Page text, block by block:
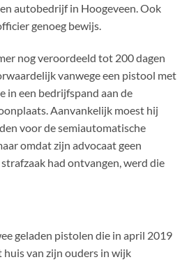
autobedrijf in Hoogeveen. Ook
genoeg bewijs.
nog veroordeeld tot 200 dagen
vanwege een pistool met
in een bedrijfspand aan de
Aanvankelijk moest hij
voor de semiautomatische
omdat zijn advocaat geen
had ontvangen, werd die
geladen pistolen die in april 2019
van zijn ouders in wijk